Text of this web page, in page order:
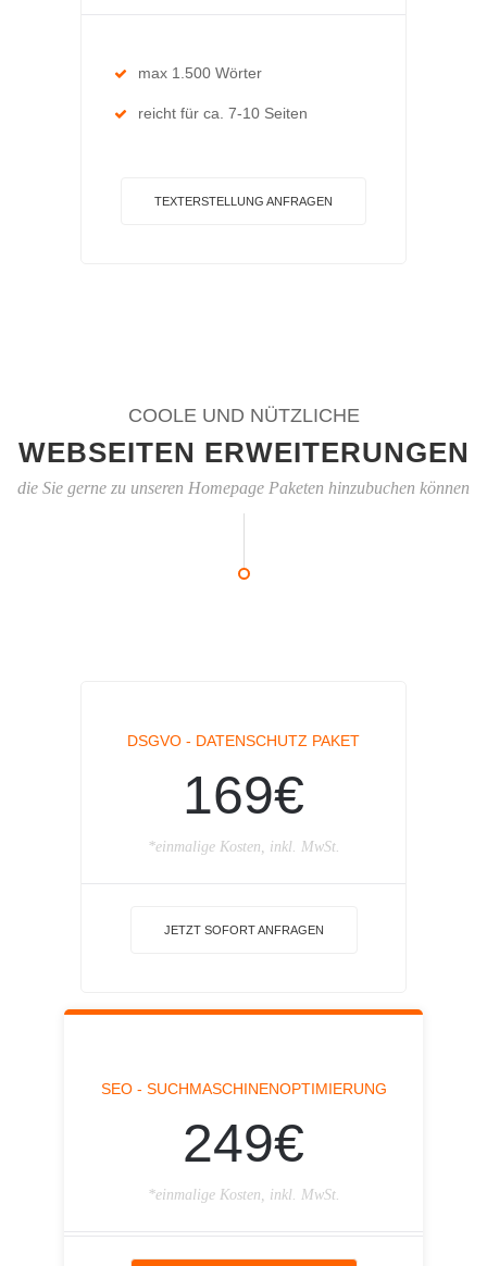
max 1.500 Wörter
reicht für ca. 7-10 Seiten
TEXTERSTELLUNG ANFRAGEN
COOLE UND NÜTZLICHE
WEBSEITEN ERWEITERUNGEN
die Sie gerne zu unseren Homepage Paketen hinzubuchen können
DSGVO - DATENSCHUTZ PAKET
169€
*einmalige Kosten, inkl. MwSt.
JETZT SOFORT ANFRAGEN
SEO - SUCHMASCHINENOPTIMIERUNG
249€
*einmalige Kosten, inkl. MwSt.